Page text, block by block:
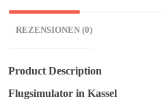
REZENSIONEN (0)
Product Description
Flugsimulator in Kassel